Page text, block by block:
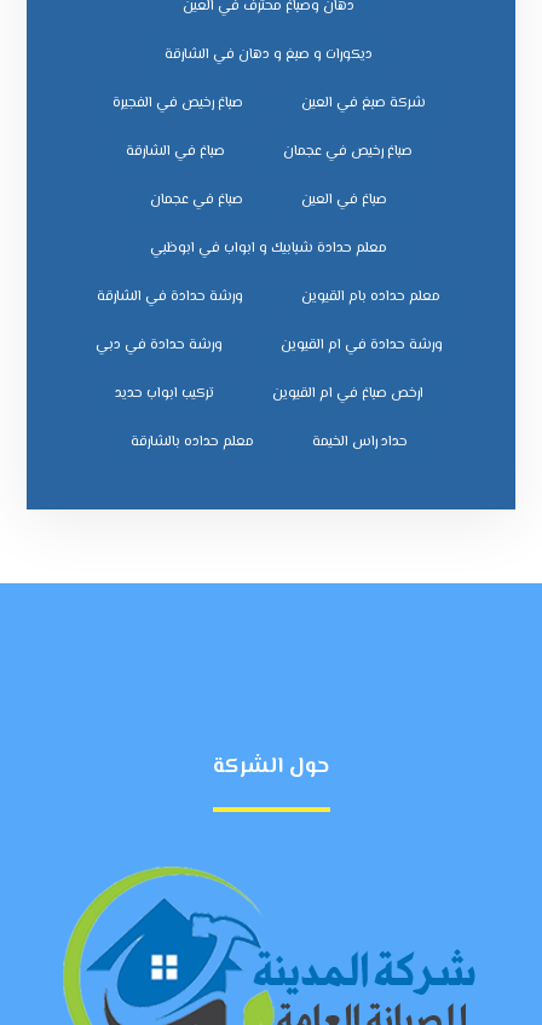
دهان وصباغ محترف في العين
ديكورات و صبغ و دهان في الشارقة
شركة صبغ في العين صباغ رخيص في الفجيرة
صباغ رخيص في عجمان صباغ في الشارقة
صباغ في العين صباغ في عجمان
معلم حدادة شبابيك و ابواب في ابوظبي
معلم حداده بام القيوين ورشة حدادة في الشارقة
ورشة حدادة في ام القيوين ورشة حدادة في دبي
ﺗﺮﻛﻴﺐ اﺑﻮاب ﺣﺪﻳﺪ
ﺣﺪاد راس اﻟﺨﻴﻤﺔ ﻣﻌﻠﻢ ﺣﺪاده ﺑﺎﻟﺸﺎرﻗﺔ
حول الشركة